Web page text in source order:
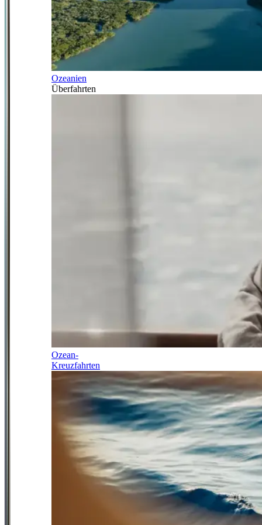
Ozeanien
Überfahrten
Ozean-
Kreuzfahrten